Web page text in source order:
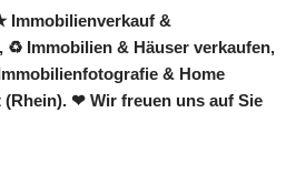
Immobilienverkauf &
♻ Immobilien & Häuser verkaufen,
& Home
❤ Wir freuen uns auf Sie